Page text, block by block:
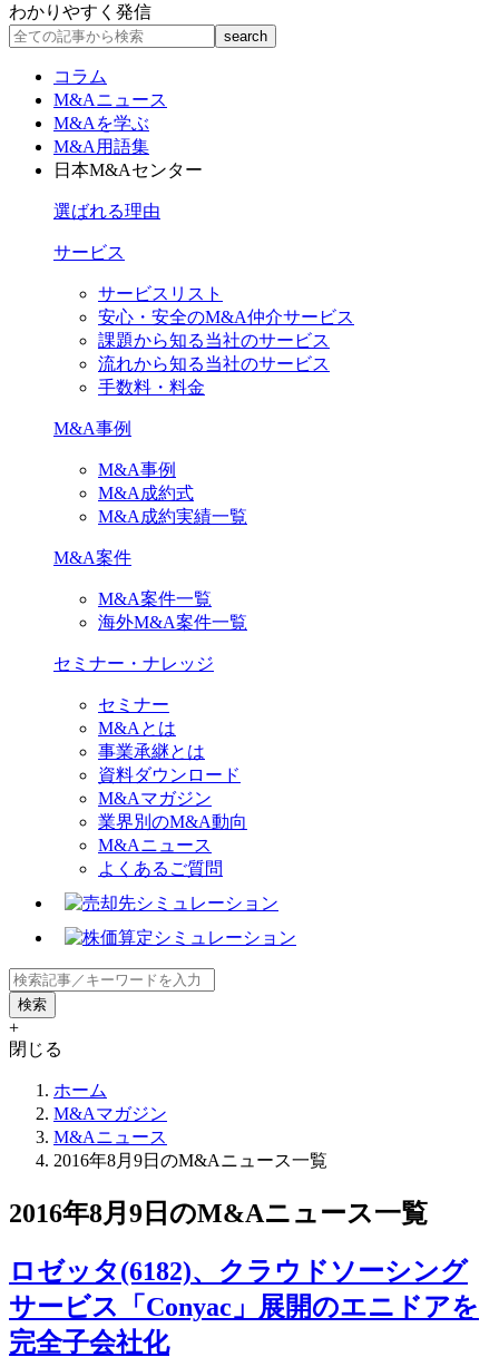
わかりやすく発信
コラム
M&Aニュース
M&Aを学ぶ
M&A用語集
日本M&Aセンター
選ばれる理由
サービス
サービスリスト
安心・安全のM&A仲介サービス
課題から知る当社のサービス
流れから知る当社のサービス
手数料・料金
M&A事例
M&A事例
M&A成約式
M&A成約実績一覧
M&A案件
M&A案件一覧
海外M&A案件一覧
セミナー・ナレッジ
セミナー
M&Aとは
事業承継とは
資料ダウンロード
M&Aマガジン
業界別のM&A動向
M&Aニュース
よくあるご質問
+
閉じる
ホーム
M&Aマガジン
M&Aニュース
2016年8月9日のM&Aニュース一覧
2016年8月9日のM&Aニュース一覧
ロゼッタ(6182)、クラウドソーシング
サービス「Conyac」展開のエニドアを
完全子会社化